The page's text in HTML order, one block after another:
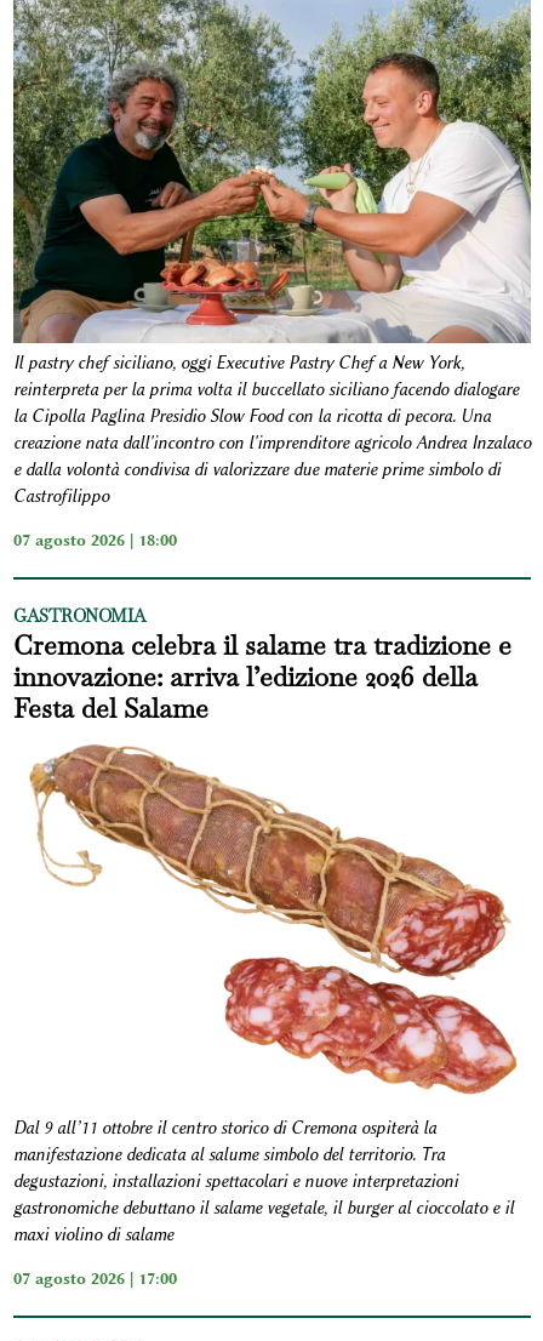
Il pastry chef siciliano, oggi Executive Pastry Chef a New York,
reinterpreta per la prima volta il buccellato siciliano facendo dialogare
la Cipolla Paglina Presidio Slow Food con la ricotta di pecora. Una
creazione nata dall'incontro con l'imprenditore agricolo Andrea Inzalaco
e dalla volontà condivisa di valorizzare due materie prime simbolo di
Castrofilippo
07 agosto 2026 | 18:00
GASTRONOMIA
Cremona celebra il salame tra tradizione e
innovazione: arriva l’edizione 2026 della
Festa del Salame
Dal 9 all’11 ottobre il centro storico di Cremona ospiterà la
manifestazione dedicata al salume simbolo del territorio. Tra
degustazioni, installazioni spettacolari e nuove interpretazioni
gastronomiche debuttano il salame vegetale, il burger al cioccolato e il
maxi violino di salame
07 agosto 2026 | 17:00